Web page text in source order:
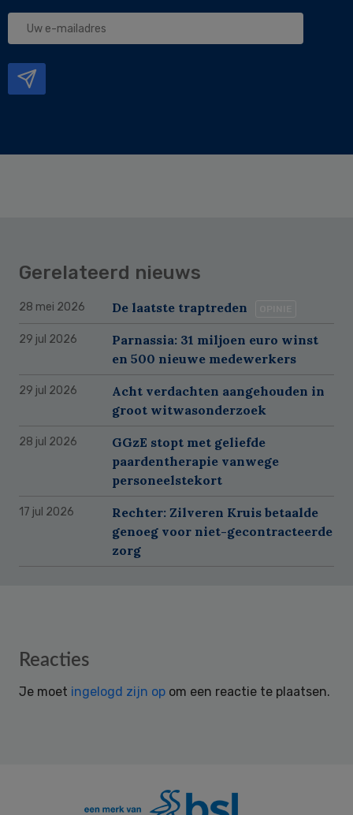
Uw
Gerelateerd nieuws
28 mei 2026 De laatste traptreden
29 jul 2026
Parnassia: 31 miljoen euro winst
en 500 nieuwe medewerkers
29 jul 2026
Acht verdachten aangehouden in
groot witwasonderzoek
28 jul 2026
GGzE stopt met geliefde
paardentherapie vanwege
personeelstekort
17 jul 2026
Rechter: Zilveren Kruis betaalde
genoeg voor niet-gecontracteerde
zorg
Reader
Reacties
Je moet ingelogd zijn op om een reactie te plaatsen.